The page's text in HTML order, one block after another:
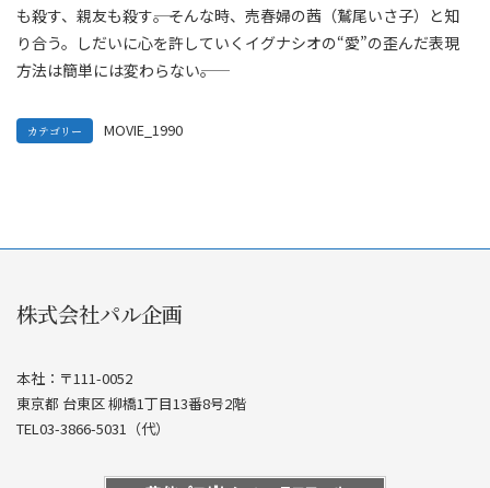
も殺す、親友も殺す――。そんな時、売春婦の茜（鷲尾いさ子）と知
り合う。しだいに心を許していくイグナシオの“愛”の歪んだ表現
方法は簡単には変わらない――。
カテゴリー MOVIE_1990
株式会社パル企画
本社：〒111-0052
東京都 台東区 柳橋1丁目13番8号2階
TEL03-3866-5031（代）